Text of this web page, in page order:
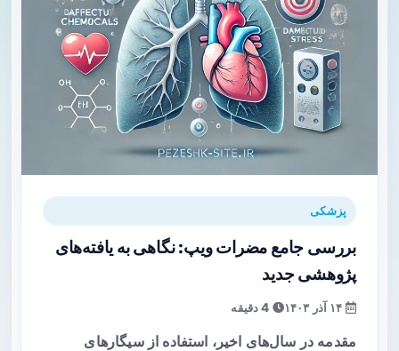
پزشکی
بررسی جامع مضرات ویپ: نگاهی به یافته‌های
پژوهشی جدید
مقدمه در سال‌های اخیر، استفاده از سیگارهای